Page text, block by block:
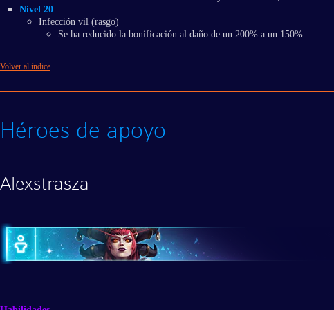
Nivel 20
Infección vil (rasgo)
Se ha reducido la bonificación al daño de un 200% a un 150%.
Volver al índice
Héroes de apoyo
Alexstrasza